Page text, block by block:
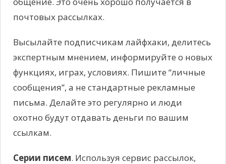
почтовых рассылках.
Высылайте подписчикам лайфхаки, делитесь
экспертным мнением, информируйте о новых
функциях, играх, условиях. Пишите “личные
сообщения”, а не стандартные рекламные
письма. Делайте это регулярно и люди
охотно будут отдавать деньги по вашим
ссылкам.
Серии писем. Используя сервис рассылок,